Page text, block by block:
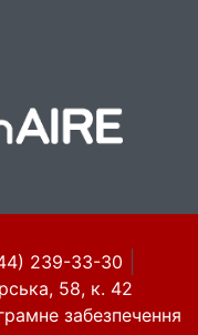
239-33-30
58, к. 42
забезпечення